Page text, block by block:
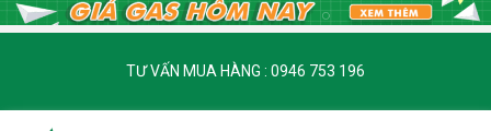
TƯ VẤN MUA HÀNG : 0946 753 196